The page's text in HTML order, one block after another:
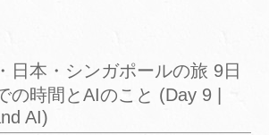
日本・シンガポールの旅 9日
の時間とAIのこと (Day 9 |
AI)